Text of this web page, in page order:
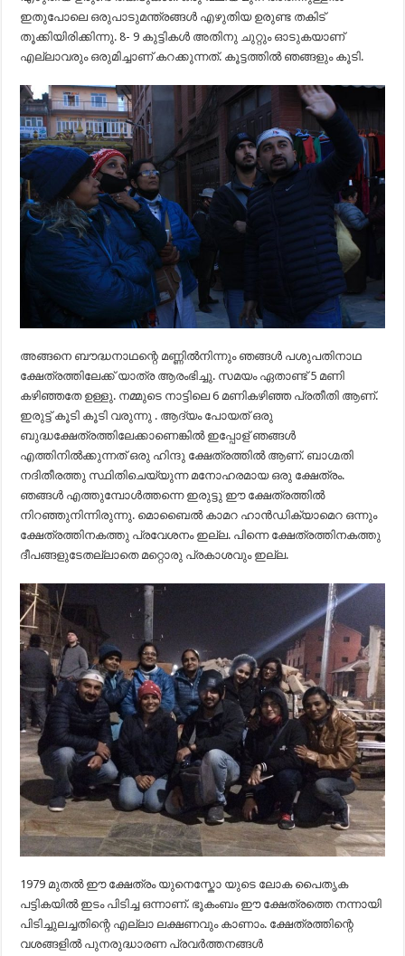
ഇതുപോലെ ഒരുപാടുമന്ത്രങ്ങൾ എഴുതിയ ഉരുണ്ട തകിട്
തൂക്കിയിരിക്കിന്നു. 8- 9 കുട്ടികൾ അതിനു ചുറ്റും ഓടുകയാണ്
എല്ലാവരും ഒരുമിച്ചാണ് കറക്കുന്നത്. കൂട്ടത്തിൽ ഞങ്ങളും കൂടി.
അങ്ങനെ ബൗദ്ധനാഥന്റെ മണ്ണിൽനിന്നും ഞങ്ങൾ പശുപതിനാഥ
ക്ഷേത്രത്തിലേക്ക് യാത്ര ആരംഭിച്ചു. സമയം ഏതാണ്ട് 5 മണി
കഴിഞ്ഞതേ ഉള്ളു. നമ്മുടെ നാട്ടിലെ 6 മണികഴിഞ്ഞ പ്രതീതി ആണ്.
ഇരുട്ട് കൂടി കൂടി വരുന്നു . ആദ്യം പോയത് ഒരു
ബുദ്ധക്ഷേത്രത്തിലേക്കാണെങ്കിൽ ഇപ്പോള് ഞങ്ങൾ
എത്തിനിൽക്കുന്നത് ഒരു ഹിന്ദു ക്ഷേത്രത്തിൽ ആണ്. ബാഗ്മതി
നദിതീരത്തു സ്ഥിതിചെയ്യുന്ന മനോഹരമായ ഒരു ക്ഷേത്രം.
ഞങ്ങൾ എത്തുമ്പോൾത്തന്നെ ഇരുട്ടു ഈ ക്ഷേത്രത്തിൽ
നിറഞ്ഞുനിന്നിരുന്നു. മൊബൈൽ കാമറ ഹാൻഡിക്യാമെറ ഒന്നും
ക്ഷേത്രത്തിനകത്തു പ്രവേശനം ഇല്ല. പിന്നെ ക്ഷേത്രത്തിനകത്തു
ദീപങ്ങളുടേതല്ലാതെ മറ്റൊരു പ്രകാശവും ഇല്ല.
1979 മുതൽ ഈ ക്ഷേത്രം യുനെസ്കോ യുടെ ലോക പൈതൃക
പട്ടികയിൽ ഇടം പിടിച്ച ഒന്നാണ്. ഭൂകംബം ഈ ക്ഷേത്രത്തെ നന്നായി
പിടിച്ചുലച്ചതിന്റെ എല്ലാ ലക്ഷണവും കാണാം. ക്ഷേത്രത്തിന്റെ
വശങ്ങളിൽ പുനരുദ്ധാരണ പ്രവർത്തനങ്ങൾ